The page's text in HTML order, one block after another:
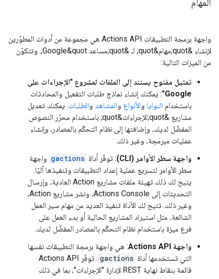
المهام
واجهة برمجة التطبيقات Actions API هي مجموعة من أدوات المطوّرين
لإنشاء &quot;مهام&quot; لـ &quot;مساعد Google&quot;. وتتكوّن
من الميزات التالية:
تمثيل مفتوح يستند إلى الملفات لمشروع "الإجراءات على
Google" : يمكنك إنشاء نماذج طلبات التفعيل والمحادثات
باستخدام النوايا والأنواع والمشاهد والطلبات. يمكنك تعديل
مشاريع &quot;الإجراءات&quot; باستخدام محرّر النصوص
المفضّل لديك، وإضافتها إلى نظام التحكّم بالمصادر، وإنشاء
عمليات مبرمَجة، وغير ذلك.
واجهة سطر الأوامر (CLI)
: توفّر أداة gactions واجهة
سطر الأوامر لتسريع عملية إعداد التطبيقات وتنفيذها آليًا.
يتيح لك ذلك تهيئة ملفات مشاريع Action العادية، وإرسال
التحديثات إلى Actions Console، ونشر مشاريع Action،
وغير ذلك. تتيح لك الأداة تنفيذ العديد من مهام سير العمل
الشائعة، مثل استيراد المشاريع الحالية أو بدء العمل على
فرع ميزة باستخدام نظام التحكّم بالمصادر المفضّل لديك.
واجهة Actions API
: هي واجهة برمجة التطبيقات نفسها
التي تستخدمها أداة gactions
. توفّر Actions API
قائمة بنقاط نهاية REST لإدارة "الإجراءات"، بما في ذلك